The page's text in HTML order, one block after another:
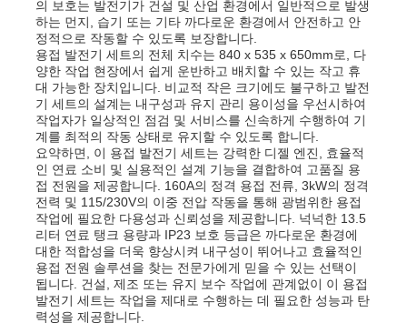
공장 투어
품질 관리
연락처
뉴스
모든 케이스
견적 요청
의 보호는 발전기가 건설 및 산업 환경에서 일반적으로 발생
하는 먼지, 습기 또는 기타 까다로운 환경에서 안전하고 안
정적으로 작동할 수 있도록 보장합니다.
용접 발전기 세트의 전체 치수는 840 x 535 x 650mm로, 다
양한 작업 현장에서 쉽게 운반하고 배치할 수 있는 작고 휴
대 가능한 장치입니다. 비교적 작은 크기에도 불구하고 발전
기 세트의 설계는 내구성과 유지 관리 용이성을 우선시하여
작업자가 일상적인 점검 및 서비스를 신속하게 수행하여 기
계를 최적의 작동 상태로 유지할 수 있도록 합니다.
요약하면, 이 용접 발전기 세트는 강력한 디젤 엔진, 효율적
인 연료 소비 및 실용적인 설계 기능을 결합하여 고품질 용
접 전원을 제공합니다. 160A의 정격 용접 전류, 3kW의 정격
전력 및 115/230V의 이중 전압 작동을 통해 광범위한 용접
작업에 필요한 다용성과 신뢰성을 제공합니다. 넉넉한 13.5
리터 연료 탱크 용량과 IP23 보호 등급은 까다로운 환경에
대한 적합성을 더욱 향상시켜 내구성이 뛰어나고 효율적인
용접 전원 솔루션을 찾는 전문가에게 믿을 수 있는 선택이
됩니다. 건설, 제조 또는 유지 보수 작업에 관계없이 이 용접
발전기 세트는 작업을 제대로 수행하는 데 필요한 성능과 탄
력성을 제공합니다.